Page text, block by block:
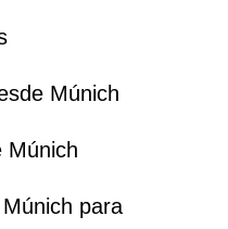
Múnich
Múnich
para